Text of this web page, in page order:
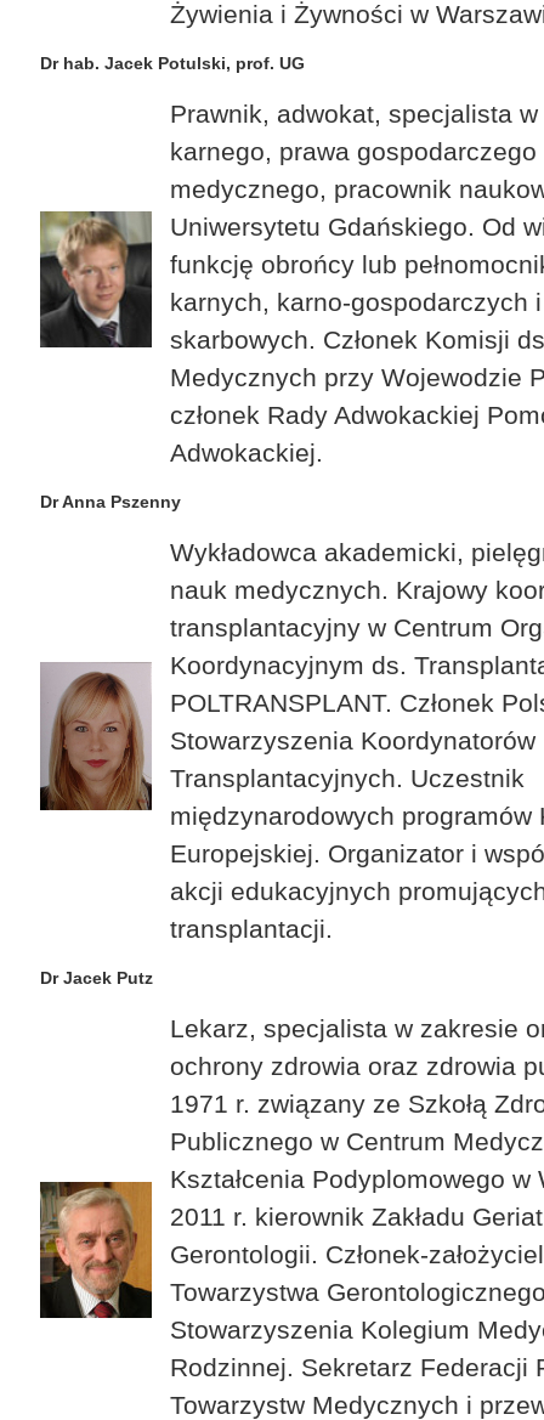
Żywienia i Żywności w
Dr hab. Jacek Potulski, prof. UG
Prawnik, adwokat, specjalista
karnego, prawa gospodarczego
medycznego, pracownik
Uniwersytetu Gdańskiego. Od
funkcję obrońcy lub
karnych, karno-gospodarczych
skarbowych. Członek Komisji
Medycznych przy Wojewodzie
członek Rady Adwokackiej
Adwokackiej.
Dr Anna Pszenny
Wykładowca akademicki,
nauk medycznych. Krajowy
transplantacyjny w Centrum
Koordynacyjnym ds.
POLTRANSPLANT. Członek
Stowarzyszenia Koordynatorów
Transplantacyjnych. Uczestnik
międzynarodowych programów
Europejskiej. Organizator i
akcji edukacyjnych
transplantacji.
Dr Jacek Putz
Lekarz, specjalista w zakresie
ochrony zdrowia oraz zdrowia
1971 r. związany ze Szkołą
Publicznego w Centrum
Kształcenia Podyplomowego w
2011 r. kierownik Zakładu
Gerontologii. Członek-
Towarzystwa
Stowarzyszenia Kolegium
Rodzinnej. Sekretarz Federacji
Towarzystw Medycznych i